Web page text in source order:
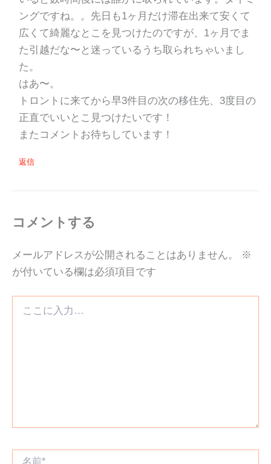
ングですね。。先日も1ヶ月だけ滞在出来て安くて
広くて綺麗なとこを見つけたのですが、1ヶ月でま
た引越だな〜と迷っているうち取られちゃいまし
た。
はあ〜。
トロントに来てから早3件目の次の移住先、3度目の
正直でいいとこ見つけたいです！
またコメントお待ちしています！
返信
コメントする
メールアドレスが公開されることはありません。
※
が付いている欄は必須項目です